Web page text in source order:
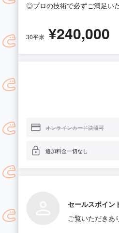
◎プロの技術で必ずご満足い
30平米 ¥240,000
オンラインカード決済可
追加料金一切なし
セールスポイン
ご覧いただきあ